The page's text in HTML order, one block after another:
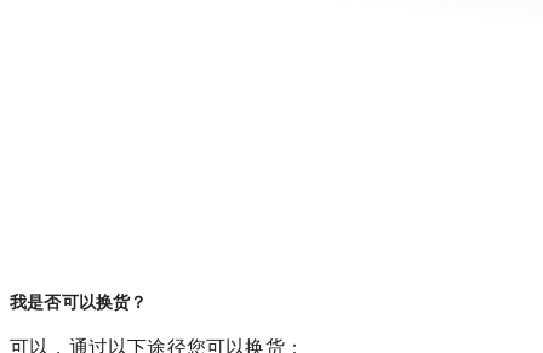
我是否可以换货？
可以，通过以下途径您可以换货：